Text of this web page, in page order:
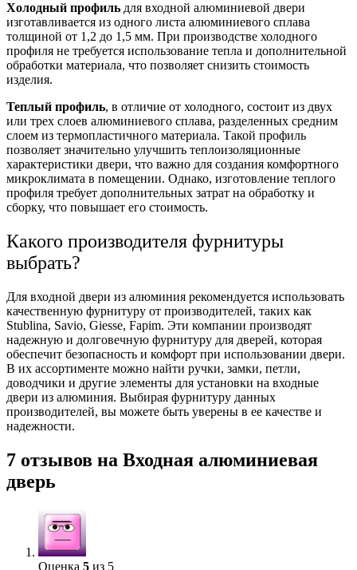
Холодный профиль для входной алюминиевой двери
изготавливается из одного листа алюминиевого сплава
толщиной от 1,2 до 1,5 мм. При производстве холодного
профиля не требуется использование тепла и дополнительной
обработки материала, что позволяет снизить стоимость
изделия.
Теплый профиль, в отличие от холодного, состоит из двух
или трех слоев алюминиевого сплава, разделенных средним
слоем из термопластичного материала. Такой профиль
позволяет значительно улучшить теплоизоляционные
характеристики двери, что важно для создания комфортного
микроклимата в помещении. Однако, изготовление теплого
профиля требует дополнительных затрат на обработку и
сборку, что повышает его стоимость.
Какого производителя фурнитуры
выбрать?
Для входной двери из алюминия рекомендуется использовать
качественную фурнитуру от производителей, таких как
Stublina, Savio, Giesse, Fapim. Эти компании производят
надежную и долговечную фурнитуру для дверей, которая
обеспечит безопасность и комфорт при использовании двери.
В их ассортименте можно найти ручки, замки, петли,
доводчики и другие элементы для установки на входные
двери из алюминия. Выбирая фурнитуру данных
производителей, вы можете быть уверены в ее качестве и
надежности.
7 отзывов на Входная алюминиевая
дверь
Оценка 5 из 5